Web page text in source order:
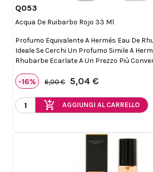
Q053
Acqua De Ruibarbo Rojo 33 Ml
Profumo Equivalente A Hermés Eau De
Ideale Se Cerchi Un Profumo Simile A
Rhubarbe Ecarlate A Un Prezzo Più
-16% 6,00 € 5,04 €
add_shopping_cart AGGIUNGI AL CARRELLO